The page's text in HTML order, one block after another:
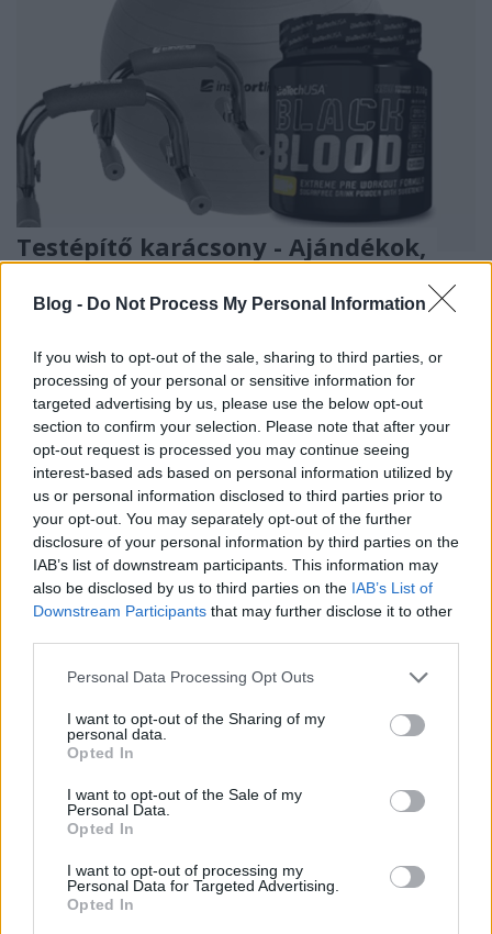
Blog - Do Not Process My Personal Information
If you wish to opt-out of the sale, sharing to third parties, or
processing of your personal or sensitive information for
targeted advertising by us, please use the below opt-out
section to confirm your selection. Please note that after your
opt-out request is processed you may continue seeing
interest-based ads based on personal information utilized by
us or personal information disclosed to third parties prior to
your opt-out. You may separately opt-out of the further
disclosure of your personal information by third parties on the
IAB’s list of downstream participants. This information may
also be disclosed by us to third parties on the IAB’s List of
Downstream Participants that may further disclose it to other
Please note that this website/app uses one or more Google
not limited to your visit or usage behaviour. You may click to
grant or deny consent to Google and its third-party tags to
use your data for below specified purposes in below Google
consent section.
Personal Data Processing Opt Outs
I want to opt-out of the Sharing of my
personal data.
Opted In
I want to opt-out of the Sale of my
Personal Data.
Opted In
I want to opt-out of processing my
Personal Data for Targeted Advertising.
Opted In
Testépítő karácsony - Ajándékok,
gyúrósnál
Tomi from Space 2018. december 02.
Karácsonykor minden kiderül: az is, hogy mennyire
ismered a szerettedet, akit megajándékozol. Ezért is
olyan nehéz a választás, de szerencsére egy ...
Fitness labda - A mélyizmok jó
barátja
Tomi from Space•2018. november 23.